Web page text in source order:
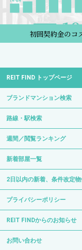
初回契約金のコ
REIT FIND トップページ
ブランドマンション検索
路線・駅検索
週間／閲覧ランキング
新着部屋一覧
2日以内の新着、条件改定
プライバシーポリシー
REIT FINDからのお知らせ
お問い合わせ